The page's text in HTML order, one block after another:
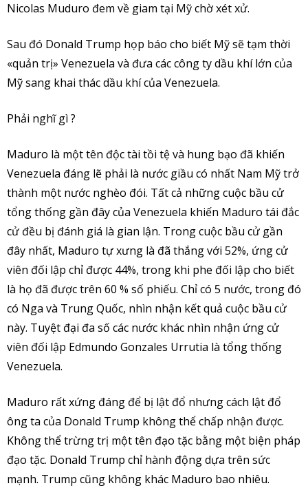
Nicolas Muduro đem về giam tại Mỹ chờ xét xử.
Sau đó Donald Trump họp báo cho biết Mỹ sẽ tạm thời
«quản trị» Venezuela và đưa các công ty dầu khí lớn của
Mỹ sang khai thác dầu khí của Venezuela.
Phải nghĩ gì ?
Maduro là một tên độc tài tồi tệ và hung bạo đã khiến
Venezuela đáng lẽ phải là nước giầu có nhất Nam Mỹ trở
thành một nước nghèo đói. Tất cả những cuộc bầu cử
tổng thống gần đây của Venezuela khiến Maduro tái đắc
cử đều bị đánh giá là gian lận. Trong cuộc bầu cử gần
đây nhất, Maduro tự xưng là đã thắng với 52%, ứng cử
viên đối lập chỉ được 44%, trong khi phe đối lập cho biết
là họ đã được trên 60 % số phiếu. Chỉ có 5 nước, trong đó
có Nga và Trung Quốc, nhìn nhận kết quả cuộc bầu cử
này. Tuyệt đại đa số các nước khác nhìn nhận ứng cử
viên đối lập Edmundo Gonzales Urrutia là tổng thống
Venezuela.
Maduro rất xứng đáng để bị lật đổ nhưng cách lật đổ
ông ta của Donald Trump không thể chấp nhận được.
Không thể trừng trị một tên đạo tặc bằng một biện pháp
đạo tặc. Donald Trump chỉ hành động dựa trên sức
mạnh. Trump cũng không khác Maduro bao nhiêu.